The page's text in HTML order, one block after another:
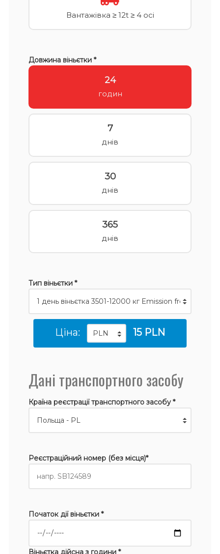
Вантажівка ≥ 12t ≥ 4 осі
Довжина віньєтки *
24
годин
7
днів
30
днів
365
днів
Тип віньєтки *
Ціна: 15 PLN
Дані транспортного засобу
Країна реєстрації транспортного засобу *
Реєстраційний номер (без місця)*
Початок дії віньєтки *
Віньєтка дійсна з години *